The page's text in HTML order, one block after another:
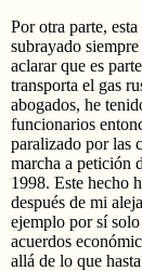
Por otra parte,
subrayado
aclarar que es
transporta el gas
abogados, he
funcionarios
paralizado por las
marcha a petición
1998. Este hecho
después de mi
ejemplo por sí
acuerdos
allá de lo que